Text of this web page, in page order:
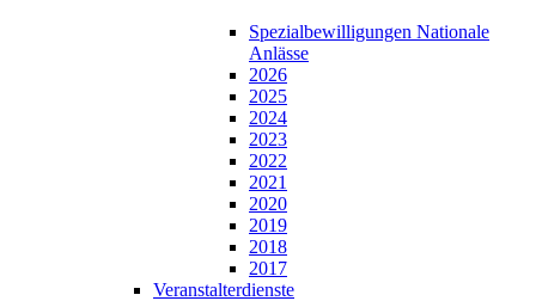
Spezialbewilligungen Nationale
Anlässe
2026
2025
2024
2023
2022
2021
2020
2019
2018
2017
Veranstalterdienste